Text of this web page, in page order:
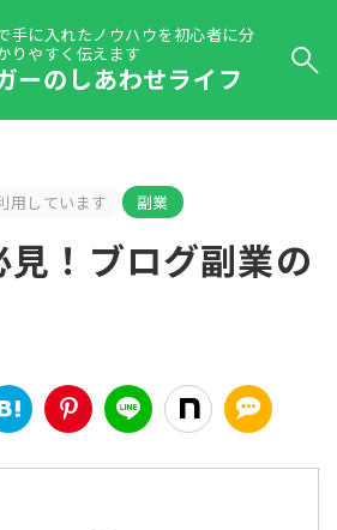
手に入れたノウハウを初心者に分
りやすく伝えます
ーのしあわせライフ
用しています
副業
！ブログ副業の